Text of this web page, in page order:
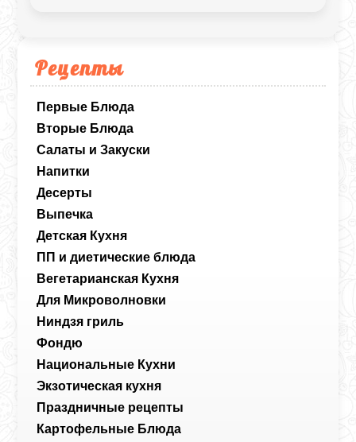
Рецепты
Первые Блюда
Вторые Блюда
Салаты и Закуски
Напитки
Десерты
Выпечка
Детская Кухня
ПП и диетические блюда
Вегетарианская Кухня
Для Микроволновки
Ниндзя гриль
Фондю
Национальные Кухни
Экзотическая кухня
Праздничные рецепты
Картофельные Блюда